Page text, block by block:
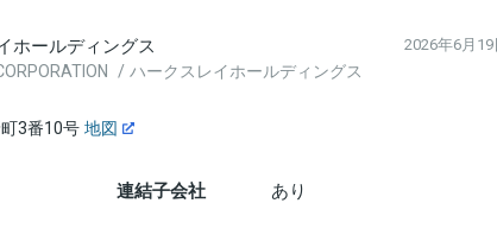
ホールディングス
/ ハークスレイホールディングス
2026年6月
3番10号 地図
連結子会社 あり